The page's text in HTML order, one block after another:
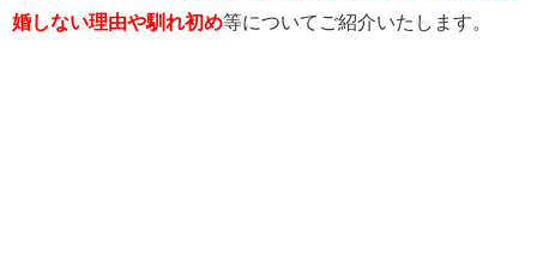
婚しない理由や馴れ初め等についてご紹介いたします。